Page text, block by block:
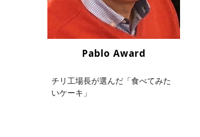
Pablo Award
チリ工場長が選んだ「食べてみた
いケーキ」